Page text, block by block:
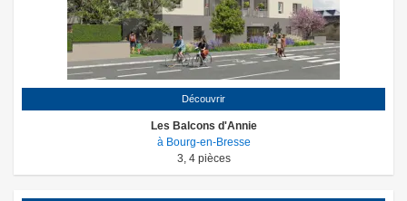
Découvrir
Les Balcons d'Annie
à Bourg-en-Bresse
3 4 pièces